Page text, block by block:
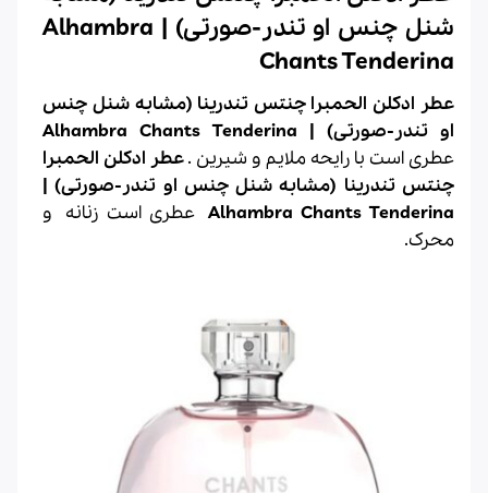
شنل چنس او تندر-صورتی) | Alhambra
Chants Tenderina
عطر ادکلن الحمبرا چنتس تندرینا (مشابه شنل چنس
او تندر-صورتی) | Alhambra Chants Tenderina
عطری است با رایحه ملایم و شیرین .عطر ادکلن الحمبرا
چنتس تندرینا (مشابه شنل چنس او تندر-صورتی) |
Alhambra Chants Tenderinaعطری است زنانه و
محرک.